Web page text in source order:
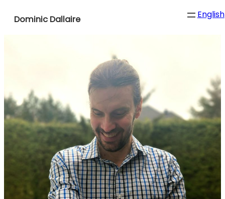
Dominic Dallaire English